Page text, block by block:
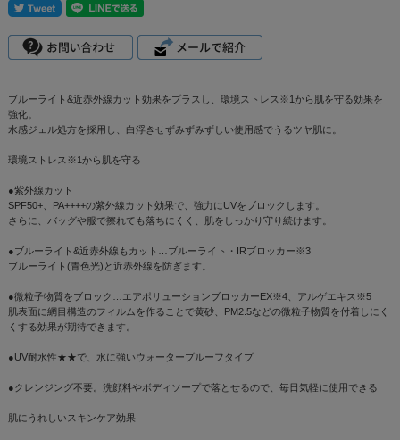
ブルーライト&近赤外線カット効果をプラスし、環境ストレス※1から肌を守る効果を
強化。
水感ジェル処方を採用し、白浮きせずみずみずしい使用感でうるツヤ肌に。
環境ストレス※1から肌を守る
●紫外線カット
SPF50+、PA++++の紫外線カット効果で、強力にUVをブロックします。
さらに、バッグや服で擦れても落ちにくく、肌をしっかり守り続けます。
●ブルーライト&近赤外線もカット…ブルーライト・IRブロッカー※3
ブルーライト(青色光)と近赤外線を防ぎます。
●微粒子物質をブロック…エアポリューションブロッカーEX※4、アルゲエキス※5
肌表面に網目構造のフィルムを作ることで黄砂、PM2.5などの微粒子物質を付着しにく
くする効果が期待できます。
●UV耐水性★★で、水に強いウォータープルーフタイプ
●クレンジング不要。洗顔料やボディソープで落とせるので、毎日気軽に使用できる
肌にうれしいスキンケア効果